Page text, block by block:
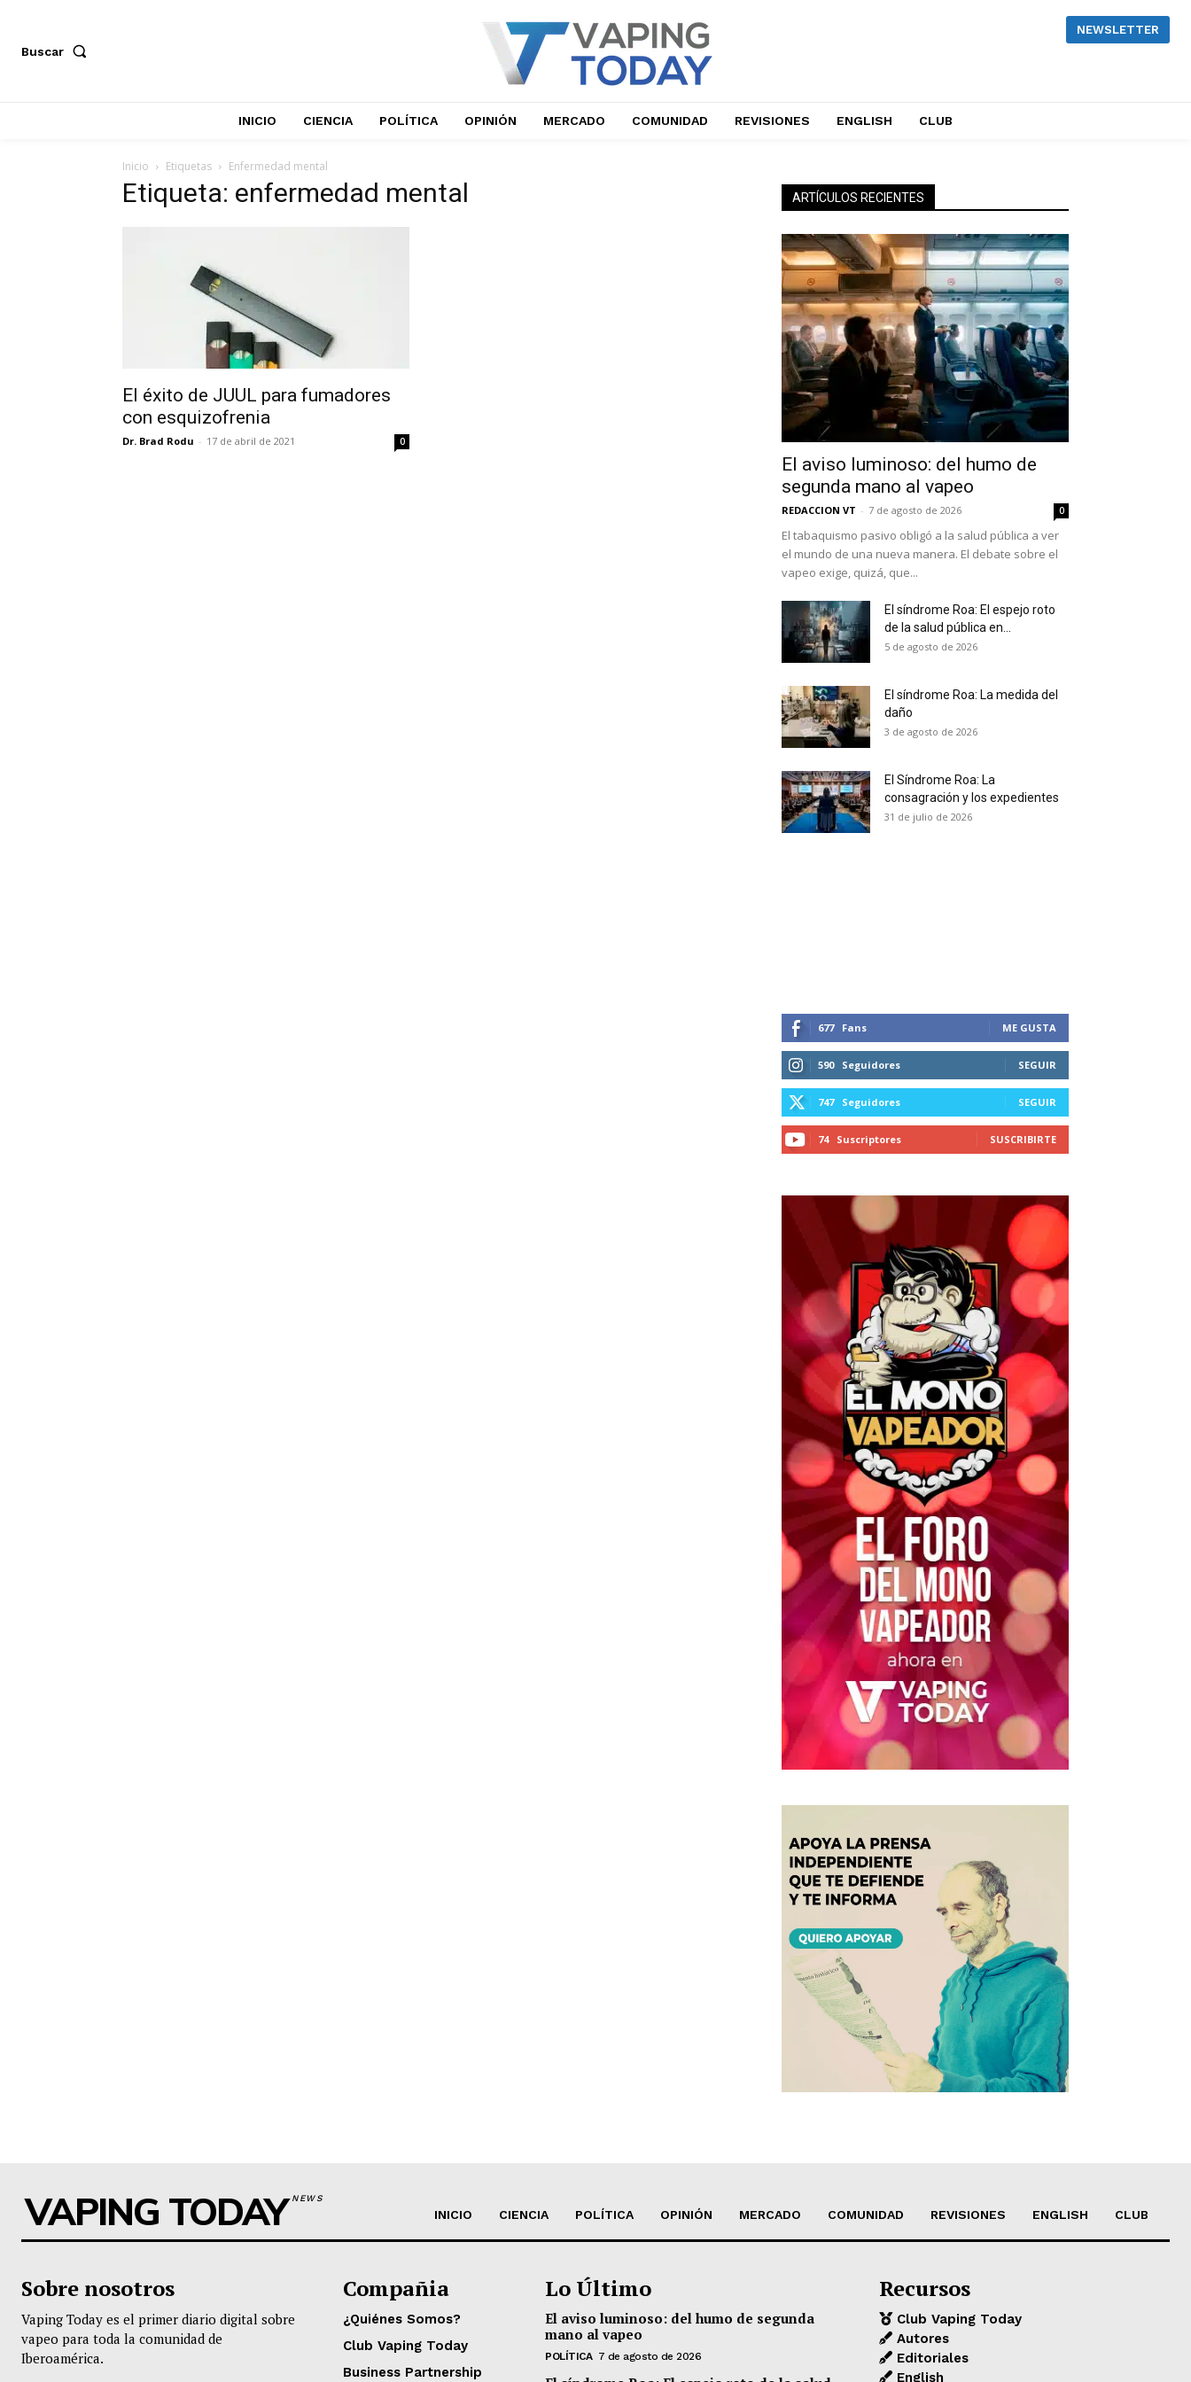
No te pierdas de las últimas
Suscríbete a nuestro boletín diario y recibe todas las
noticias del vapeo y la reducción de daños en tu correo
Subscribe to our daily clipping and receive all the news
of vaping and tobacco harm reduction in your email.
Buscar
NEWSLETTER
INICIO CIENCIA POLÍTICA OPINIÓN MERCADO COMUNIDAD REVISIONES ENGLISH CLUB
Inicio Etiquetas Enfermedad mental
Etiqueta: enfermedad mental
El éxito de JUUL para fumadores
con esquizofrenia
Dr. Brad Rodu - 17 de abril de 2021 0
ARTÍCULOS RECIENTES
El aviso luminoso: del humo de
segunda mano al vapeo
REDACCION VT - 7 de agosto de 2026 0
El tabaquismo pasivo obligó a la salud pública a ver
el mundo de una nueva manera. El debate sobre el
vapeo exige, quizá, que...
El síndrome Roa: El espejo roto
de la salud pública en...
5 de agosto de 2026
El síndrome Roa: La medida del
daño
3 de agosto de 2026
El Síndrome Roa: La
consagración y los expedientes
31 de julio de 2026
677 Fans ME GUSTA
590 Seguidores SEGUIR
747 Seguidores SEGUIR
74 Suscriptores SUSCRIBIRTE
VAPING TODAYNEWS
INICIO CIENCIA POLÍTICA OPINIÓN MERCADO COMUNIDAD REVISIONES ENGLISH CLUB
Sobre nosotros
Vaping Today es el primer diario digital sobre
vapeo para toda la comunidad de
Iberoamérica.
Compañia
¿Quiénes Somos?
Club Vaping Today
Business Partnership
Lo Último
El aviso luminoso: del humo de segunda
mano al vapeo
POLÍTICA 7 de agosto de 2026
Recursos
Club Vaping Today
Autores
Editoriales
English